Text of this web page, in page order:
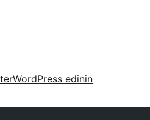
WordPress edinin